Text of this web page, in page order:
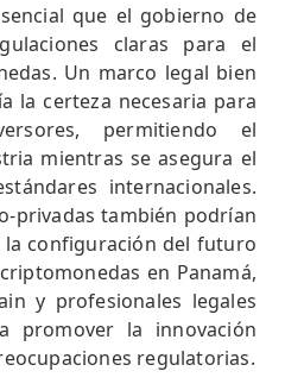
que el gobierno de
claras para el
Un marco legal bien
la certeza necesaria para
permitiendo el
mientras se asegura el
internacionales.
privadas también podrían
la configuración del futuro
en Panamá,
y profesionales legales
promover la innovación
regulatorias.